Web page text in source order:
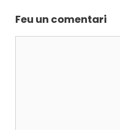
Feu un comentari